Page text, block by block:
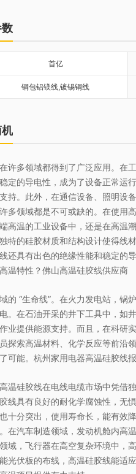
首亿
铜包铝镁线,镀锡铜线
许多领域都得到了广泛应用。在
定的导电性，成为了设备正常运
持。此外，在通信设备、照明设
多领域都是不可或缺的。在使用
高温的工业设备中，还是在高温
特的硅胶材质和结构设计使得线
还具有出色的绝缘性能和稳定的
温特性？佛山高温硅胶线供应商
的 “生命线”。在火力发电站，
。在石油开采的井下工具中，如
业提供能源支持。而且，在科研
探索高温材料、化学反应等前沿
可能。杭州家用电器高温硅胶线
温硅胶线在电线电缆市场中凭借
线具有良好的耐化学腐蚀性，无
十分突出，使用寿命长，能有效
在汽车制造领域，发动机舱内高
域，飞行器在高空复杂环境中，
光伏板的布线，高温硅胶线能适
清洗剂、
剂、航空清
今社会所追
。格高成立
油脂、航空
空清洗
司
司（以下简
科技型企
基地，以上
平台，业内
得年新能源
司
司创建于 20
嘉定，工厂
。 经过
料应用技术
上海德思泰电
上海德思泰电
真北路3233号
善县惠诚路9号
箱厂家.长期致
盒及悬臂系统
售前后一站式
温州洪特热缩
温州洪特热缩新
国道，北临风
环境优美。公
内的一家集热
缩产品开发生
上海致凯捷激
上海致凯捷激
004年，致力于
及应用设备的
优势。 主营 激
和提供玻璃打